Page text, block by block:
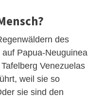
des
Papua-Neuguinea
Venezuelas
weil sie so
sie sind den